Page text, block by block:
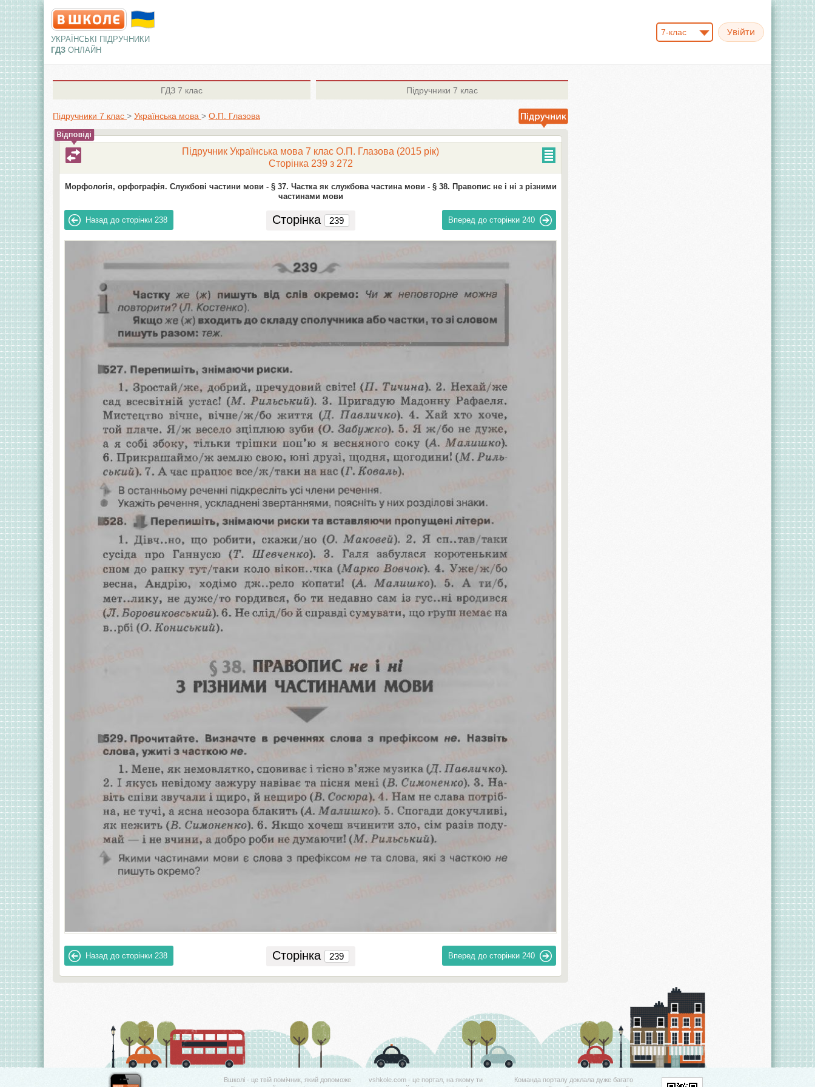
УКРАЇНСЬКІ ПІДРУЧНИКИ
ГДЗ ОНЛАЙН
7-клас
ГДЗ 7 клас Підручники 7 клас
Підручники 7 клас > Українська мова > О.П. Глазова
Підручник Українська мова 7 клас О.П. Глазова (2015 рік)
Сторінка 239 з 272
Морфологія, орфографія. Службові частини мови - § 37. Частка як службова частина мови - § 38. Правопис не і ні з різними
частинами мови
Назад до сторінки 238 Сторінка Вперед до сторінки 240
Назад до сторінки 238 Сторінка Вперед до сторінки 240
Вшколі - це твій помічник, який допоможе
vshkole.com - це портал, на якому ти
Команда порталу доклала дуже багато